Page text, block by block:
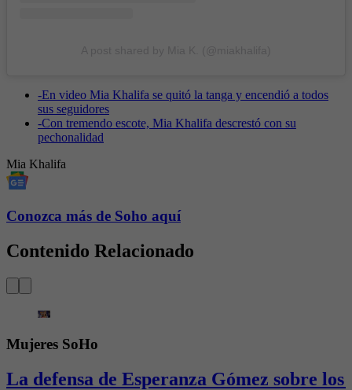
-En video Mia Khalifa se quitó la tanga y encendió a todos
sus seguidores
-Con tremendo escote, Mia Khalifa descrestó con su
pechonalidad
Mia Khalifa
Conozca más de Soho aquí
Contenido Relacionado
Mujeres SoHo
La defensa de Esperanza Gómez sobre